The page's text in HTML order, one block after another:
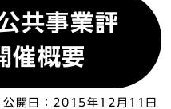
共事業評
催概要
公開日： 2015年12月11日